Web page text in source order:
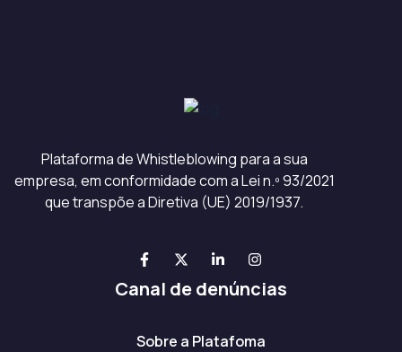
Plataforma de Whistleblowing para a sua
empresa, em conformidade com a Lei n.º 93/2021
que transpõe a Diretiva (UE) 2019/1937.
Canal de denúncias
Sobre a Platafoma